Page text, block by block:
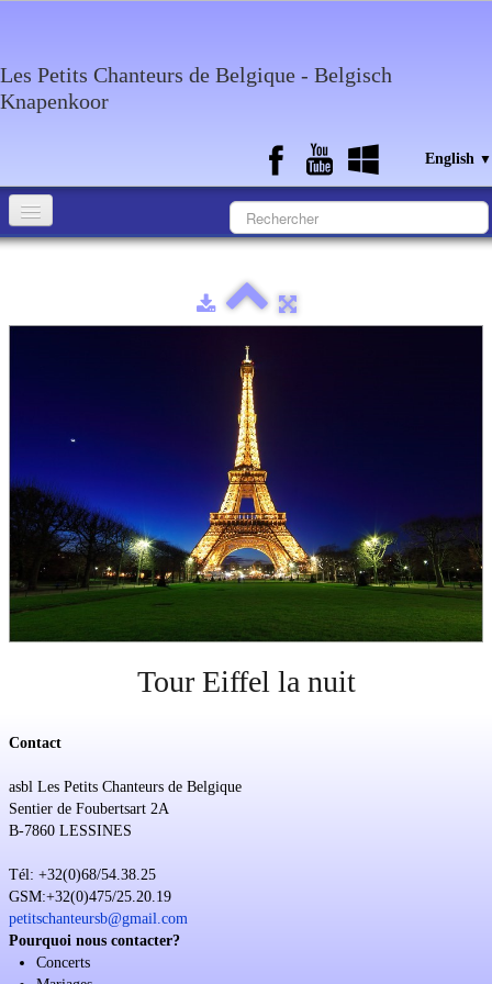
Les Petits Chanteurs de Belgique - Belgisch
Knapenkoor
English ▼
Contact
Soutien
Sponsoring
Events
Tour Eiffel la nuit
Contact
asbl Les Petits Chanteurs de Belgique
Sentier de Foubertsart 2A
B-7860 LESSINES
Tél: +32(0)68/54.38.25
GSM:+32(0)475/25.20.19
petitschanteursb@gmail.com
Pourquoi nous contacter?
Concerts